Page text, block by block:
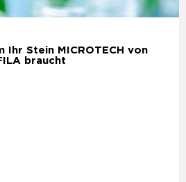
Ihr Stein MICROTECH von
braucht